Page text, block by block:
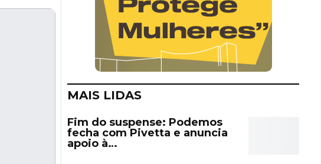
MAIS LIDAS
Fim do suspense: Podemos
fecha com Pivetta e anuncia
apoio à…